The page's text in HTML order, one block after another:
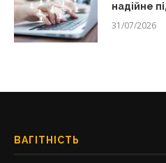
надійне
31/07/2026
ВАГІТНІСТЬ